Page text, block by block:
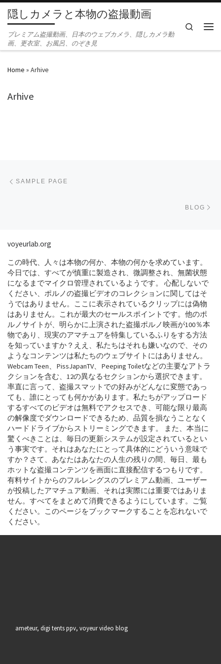
Skip to content
隠しカメラと本物の盗撮動画
プレミアム盗撮動画、日本のウェブカメラ、隠しカメラ動
画、更衣室、お風呂、のぞき見
Search
Home » Arhive
Arhive
SAMPLE PAGE
BLOG
voyeurlab.org
この時代、人々は本物の何か、本物の何かを求めています。
今日では、すべてが慎重に製造され、微調整され、無菌状態
になるまでマイクロ管理されているようです。 心配しないで
ください、ポルノの盗撮ビデオのコレクションに関してはそ
うではありません。ここに表示されているクリップには偽物
はありません。これが最大のセールスポイントです。他のポ
ルノサイトが、明らかに上演された盗撮ポルノ映画が100％本
物であり、現実のアマチュアを特集しているふりをする方法
を知っていますか？ええ、私たちはそれも嫌いなので、その
ようなコンテンツは私たちのウェブサイトにはありません。
Webcam Teen、PissJapanTV、Peeping Toiletなどの主要なアトラ
クションを含む、12の異なるセクションから選択できます。
率直に言って、盗撮スマットでの好みがどんなに変態であっ
ても、誰にとっても何かがあります。私たちがアップロード
するすべてのビデオは無料でアクセスでき、可能な限り最高
の解像度でダウンロードできるため、品質を損なうことなく
ハードドライブからストリーミングできます。 また、本当に
驚くべきことは、毎日の更新システムが設定されているとい
う事実です。それはあなたにとって具体的にどういう意味で
すか？さて、あなたはあなたの人生の残りの間、毎日、最も
ホットな盗撮コンテンツを画面に直接配信するつもりです。
有料サイトからのフルレングスのプレミアム動画、ユーザー
が投稿したアマチュア動画、それは実際には重要ではありま
せん。すべてをまとめて消費できるようにしています。ご覧
ください。このページをブックマークすることを忘れないで
ください。
ameteur, digi tents ppv, voyeur video blog